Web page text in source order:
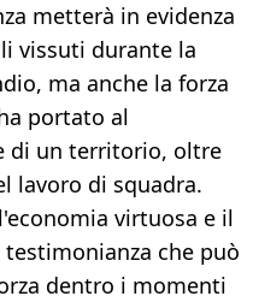
metterà in evidenza
vissuti durante la
ma anche la forza
portato al
di un territorio, oltre
lavoro di squadra.
virtuosa e il
che può
dentro i momenti